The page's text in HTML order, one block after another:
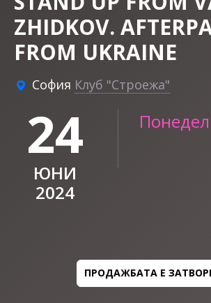
ZHIDKOV.
FROM UKRAINE
София Клуб "Строежа"
24
ЮНИ
2024
ПРОДАЖБАТА Е